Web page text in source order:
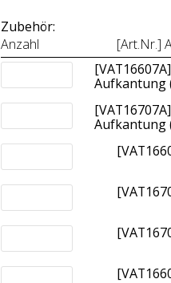
Zubehör:
Anzahl
[Art.Nr.]
Aufkantung
Aufkantung